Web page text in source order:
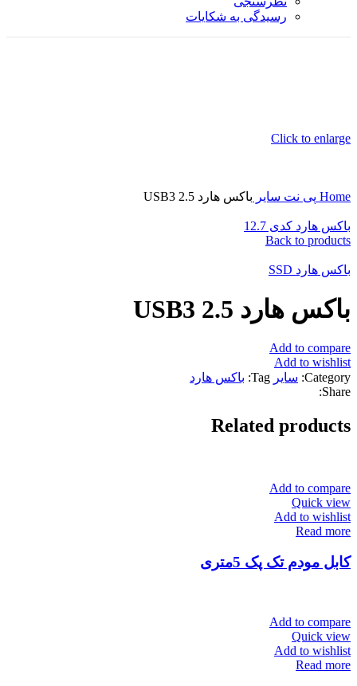
رسیدگی به شکایات
Click to enlarge
Home پی نت سایر باکس هارد USB3 2.5
باکس هارد کدی 12.7
Back to products
باکس هارد SSD
باکس هارد USB3 2.5
Add to compare
Add to wishlist
Category: سایر Tag: باکس هارد
Share:
Related products
Add to compare
Quick view
Add to wishlist
Read more
کابل مودم تک پک 5متری
Add to compare
Quick view
Add to wishlist
Read more